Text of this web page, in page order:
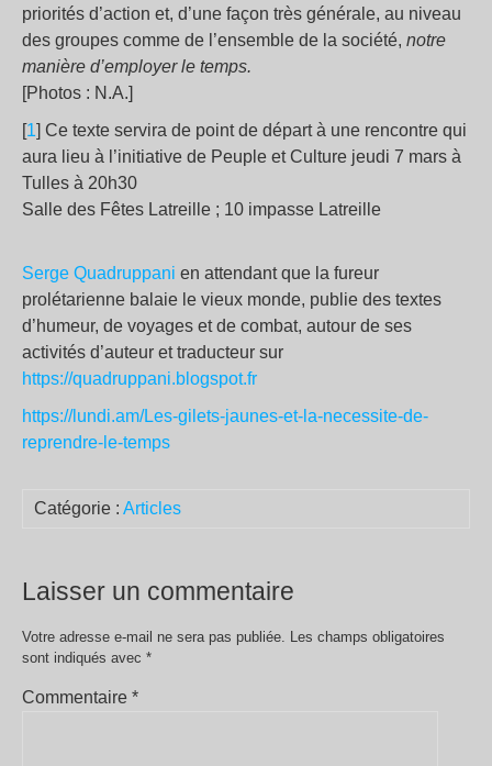
priorités d’action et, d’une façon très générale, au niveau
des groupes comme de l’ensemble de la société, notre
manière d’employer le temps.
[Photos : N.A.]
[1] Ce texte servira de point de départ à une rencontre qui
aura lieu à l’initiative de Peuple et Culture jeudi 7 mars à
Tulles à 20h30
Salle des Fêtes Latreille ; 10 impasse Latreille
Serge Quadruppani en attendant que la fureur
prolétarienne balaie le vieux monde, publie des textes
d’humeur, de voyages et de combat, autour de ses
activités d’auteur et traducteur sur
https://quadruppani.blogspot.fr
https://lundi.am/Les-gilets-jaunes-et-la-necessite-de-
reprendre-le-temps
Catégorie : Articles
Laisser un commentaire
Votre adresse e-mail ne sera pas publiée. Les champs obligatoires
sont indiqués avec *
Commentaire *